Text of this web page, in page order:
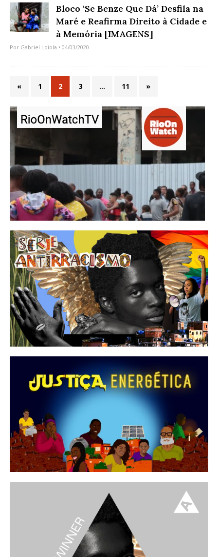
Bloco ‘Se Benze Que Dá’ Desfila na
Maré e Reafirma Direito à Cidade e
à Memória [IMAGENS]
Por Gabriel Loiola • 04/03/2020
« 1 2 3 … 11 »